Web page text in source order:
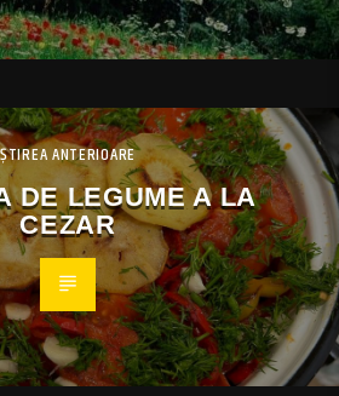
ȘTIREA ANTERIOARE
DE LEGUME A LA
CEZAR